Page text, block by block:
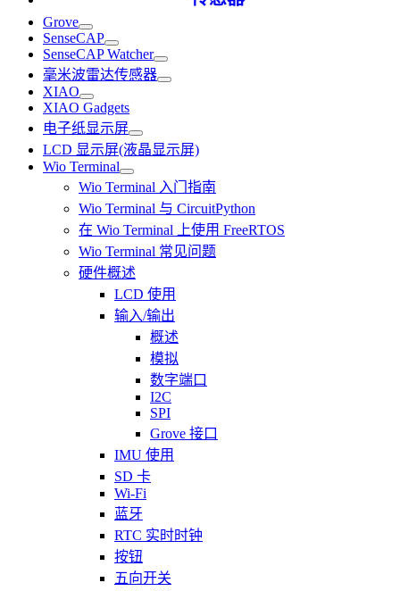
Grove
SenseCAP
SenseCAP Watcher
毫米波雷达传感器
XIAO
XIAO Gadgets
电子纸显示屏
LCD 显示屏(液晶显示屏)
Wio Terminal
Wio Terminal 入门指南
Wio Terminal 与 CircuitPython
在 Wio Terminal 上使用 FreeRTOS
Wio Terminal 常见问题
硬件概述
LCD 使用
输入/输出
概述
模拟
数字端口
I2C
SPI
Grove 接口
IMU 使用
SD 卡
Wi-Fi
蓝牙
RTC 实时时钟
按钮
五向开关